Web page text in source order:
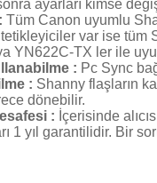
ayarları kimse
Tüm Canon uyumlu
var ise tüm
YN622C-TX ler ile
: Pc Sync
: Shanny flaşların
dönebilir.
: İçerisinde
1 yıl garantilidir. Bir